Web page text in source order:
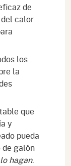
de
calor
los
la
que
y
pueda
de galón
hagan.